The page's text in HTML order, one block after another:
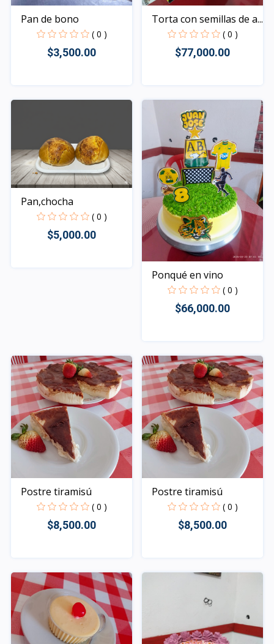
Pan de bono
( 0 )
$3,500.00
Rápido Vista
Torta con semillas de a...
( 0 )
$77,000.00
Rápido Vista
Pan,chocha
( 0 )
$5,000.00
Ponqué en vino
( 0 )
$66,000.00
Rápido Vista
Postre tiramisú
( 0 )
$8,500.00
Rápido Vista
Postre tiramisú
( 0 )
$8,500.00
Rápido Vista